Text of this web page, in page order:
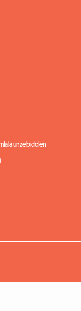
unzebidden